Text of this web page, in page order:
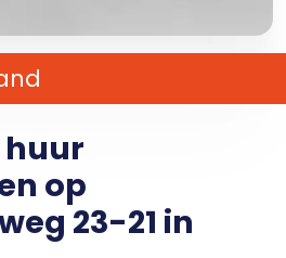
huur
op
23-21 in